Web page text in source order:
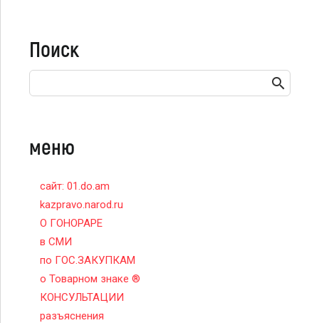
Поиск
меню
сайт: 01.do.am
kazpravo.narod.ru
О ГОНОРАРЕ
в СМИ
по ГОС.ЗАКУПКАМ
о Товарном знаке ®
КОНСУЛЬТАЦИИ
разъяснения